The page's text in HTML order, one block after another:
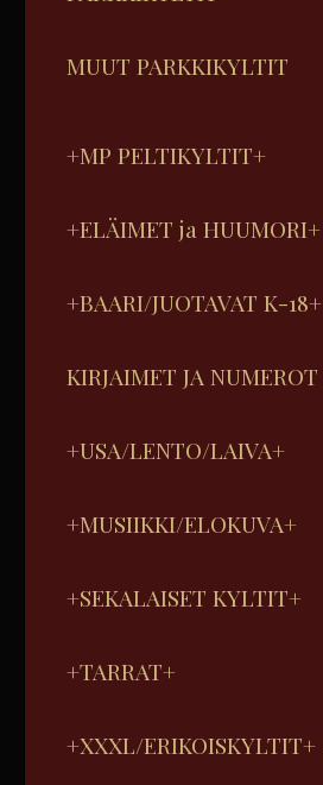
MUUT PARKKIKYLTIT
+MP PELTIKYLTIT+
+ELÄIMET ja HUUMORI+
+BAARI/JUOTAVAT K-18+
KIRJAIMET JA NUMEROT
+USA/LENTO/LAIVA+
+MUSIIKKI/ELOKUVA+
+SEKALAISET KYLTIT+
+TARRAT+
+XXXL/ERIKOISKYLTIT+